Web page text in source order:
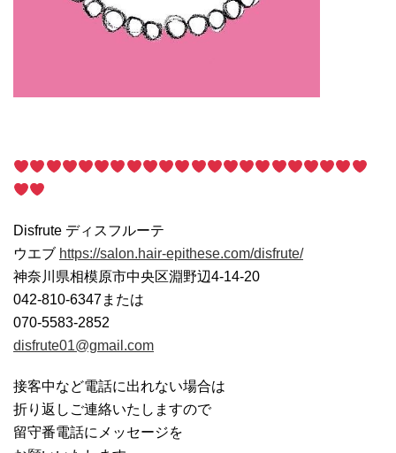
Disfrute ディスフルーテ
ウエブ https://salon.hair-epithese.com/disfrute/
神奈川県相模原市中央区淵野辺4-14-20
042-810-6347または
070-5583-2852
disfrute01@gmail.com
接客中など電話に出れない場合は
折り返しご連絡いたしますので
留守番電話にメッセージを